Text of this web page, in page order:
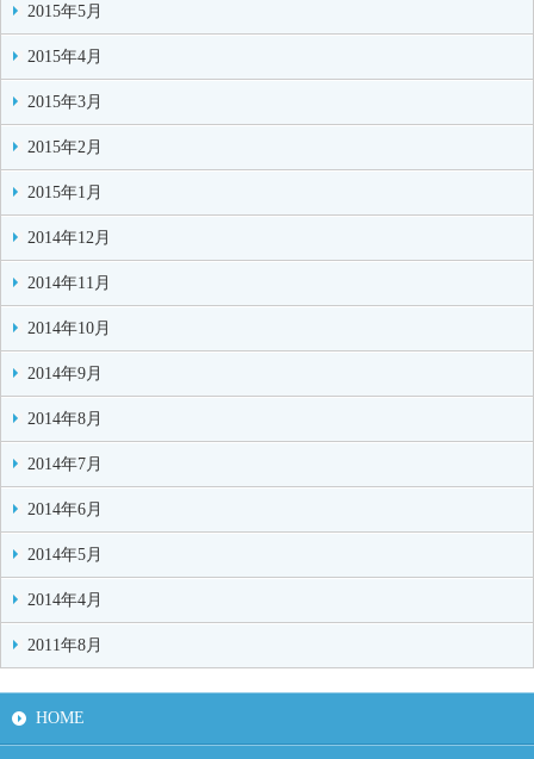
2015年5月
2015年4月
2015年3月
2015年2月
2015年1月
2014年12月
2014年11月
2014年10月
2014年9月
2014年8月
2014年7月
2014年6月
2014年5月
2014年4月
2011年8月
HOME